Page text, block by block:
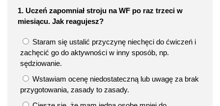
1. Uczeń zapomniał stroju na WF po raz trzeci w
miesiącu. Jak reagujesz?
Staram się ustalić przyczynę niechęci do ćwiczeń i
zachęcić go do aktywności w inny sposób, np.
sędziowanie.
Wstawiam ocenę niedostateczną lub uwagę za brak
przygotowania, zasady to zasady.